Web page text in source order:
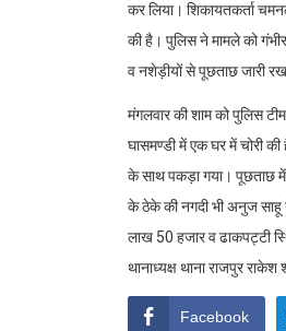
कर लिया। शिकायतकर्ता
की है। पुलिस ने मामले को
व नशेड़ीयों से पूछताछ जारी
मंगलवार की शाम को पुलिस
घासमण्डी में एक घर में चोरी
के साथ पकड़ा गया। पूछताछ
के ठेके की नगदी भी अनुज साहू
लाख 50 हजार व ढाकपट्टी
थानाध्यक्ष थाना राजपुर
Facebook